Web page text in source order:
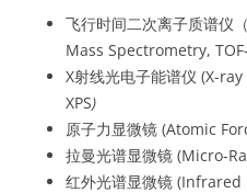
飞行时间二次离子质谱仪
Mass Spectrometry,
X射线光电子能谱仪 (X-
XPS)
原子力显微镜 (Atomic
拉曼光谱显微镜 (Micro-
红外光谱显微镜